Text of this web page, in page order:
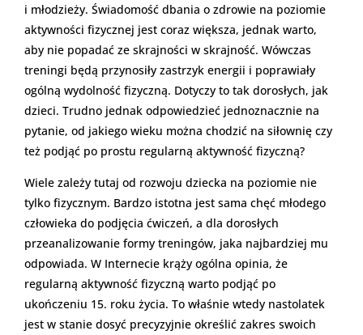
i młodzieży. Świadomość dbania o zdrowie na poziomie
aktywności fizycznej jest coraz większa, jednak warto,
aby nie popadać ze skrajności w skrajność. Wówczas
treningi będą przynosiły zastrzyk energii i poprawiały
ogólną wydolność fizyczną. Dotyczy to tak dorosłych, jak
dzieci. Trudno jednak odpowiedzieć jednoznacznie na
pytanie, od jakiego wieku można chodzić na siłownię czy
też podjąć po prostu regularną aktywność fizyczną?
Wiele zależy tutaj od rozwoju dziecka na poziomie nie
tylko fizycznym. Bardzo istotna jest sama chęć młodego
człowieka do podjęcia ćwiczeń, a dla dorosłych
przeanalizowanie formy treningów, jaka najbardziej mu
odpowiada. W Internecie krąży ogólna opinia, że
regularną aktywność fizyczną warto podjąć po
ukończeniu 15. roku życia. To właśnie wtedy nastolatek
jest w stanie dosyć precyzyjnie określić zakres swoich